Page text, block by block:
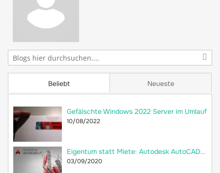
Beliebt
Gefälschte Windows 2022 Server im Umlauf
10/08/2022
Eigentum statt Miete: Autodesk AutoCAD LT 2018 jetzt als Dauerlizenz bei 2ndsoft kaufen!
03/09/2020
Neueste